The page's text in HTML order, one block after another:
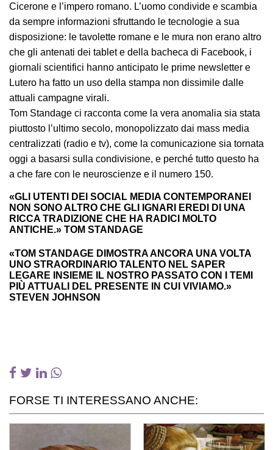
Cicerone e l’impero romano. L’uomo condivide e scambia
da sempre informazioni sfruttando le tecnologie a sua
disposizione: le tavolette romane e le mura non erano altro
che gli antenati dei tablet e della bacheca di Facebook, i
giornali scientifici hanno anticipato le prime newsletter e
Lutero ha fatto un uso della stampa non dissimile dalle
attuali campagne virali.
Tom Standage ci racconta come la vera anomalia sia stata
piuttosto l’ultimo secolo, monopolizzato dai mass media
centralizzati (radio e tv), come la comunicazione sia tornata
oggi a basarsi sulla condivisione, e perché tutto questo ha
a che fare con le neuroscienze e il numero 150.
«GLI UTENTI DEI SOCIAL MEDIA CONTEMPORANEI
NON SONO ALTRO CHE GLI IGNARI EREDI DI UNA
RICCA TRADIZIONE CHE HA RADICI MOLTO
ANTICHE.» TOM STANDAGE
«TOM STANDAGE DIMOSTRA ANCORA UNA VOLTA
UNO STRAORDINARIO TALENTO NEL SAPER
LEGARE INSIEME IL NOSTRO PASSATO CON I TEMI
PIÙ ATTUALI DEL PRESENTE IN CUI VIVIAMO.»
STEVEN JOHNSON
FORSE TI INTERESSANO ANCHE: